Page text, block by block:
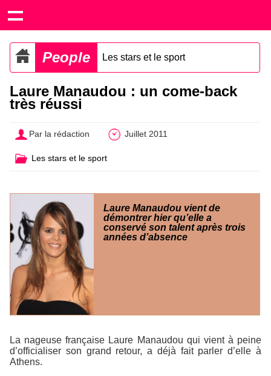
People Les stars et le sport
Laure Manaudou : un come-back
très réussi
Par la rédaction Juillet 2011
Les stars et le sport
Laure Manaudou vient de
démontrer hier qu’elle a
conservé son talent après trois
années d’absence
La nageuse française Laure Manaudou qui vient à peine
d’officialiser son grand retour, a déjà fait parler d’elle à
Athens.